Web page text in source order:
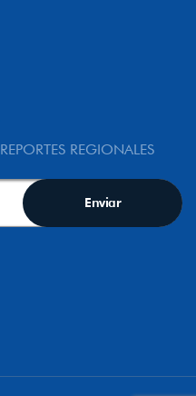
REPORTES REGIONALES